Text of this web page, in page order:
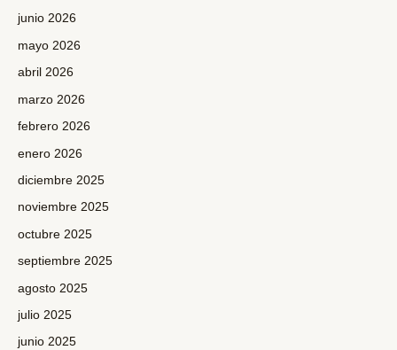
junio 2026
mayo 2026
abril 2026
marzo 2026
febrero 2026
enero 2026
diciembre 2025
noviembre 2025
octubre 2025
septiembre 2025
agosto 2025
julio 2025
junio 2025